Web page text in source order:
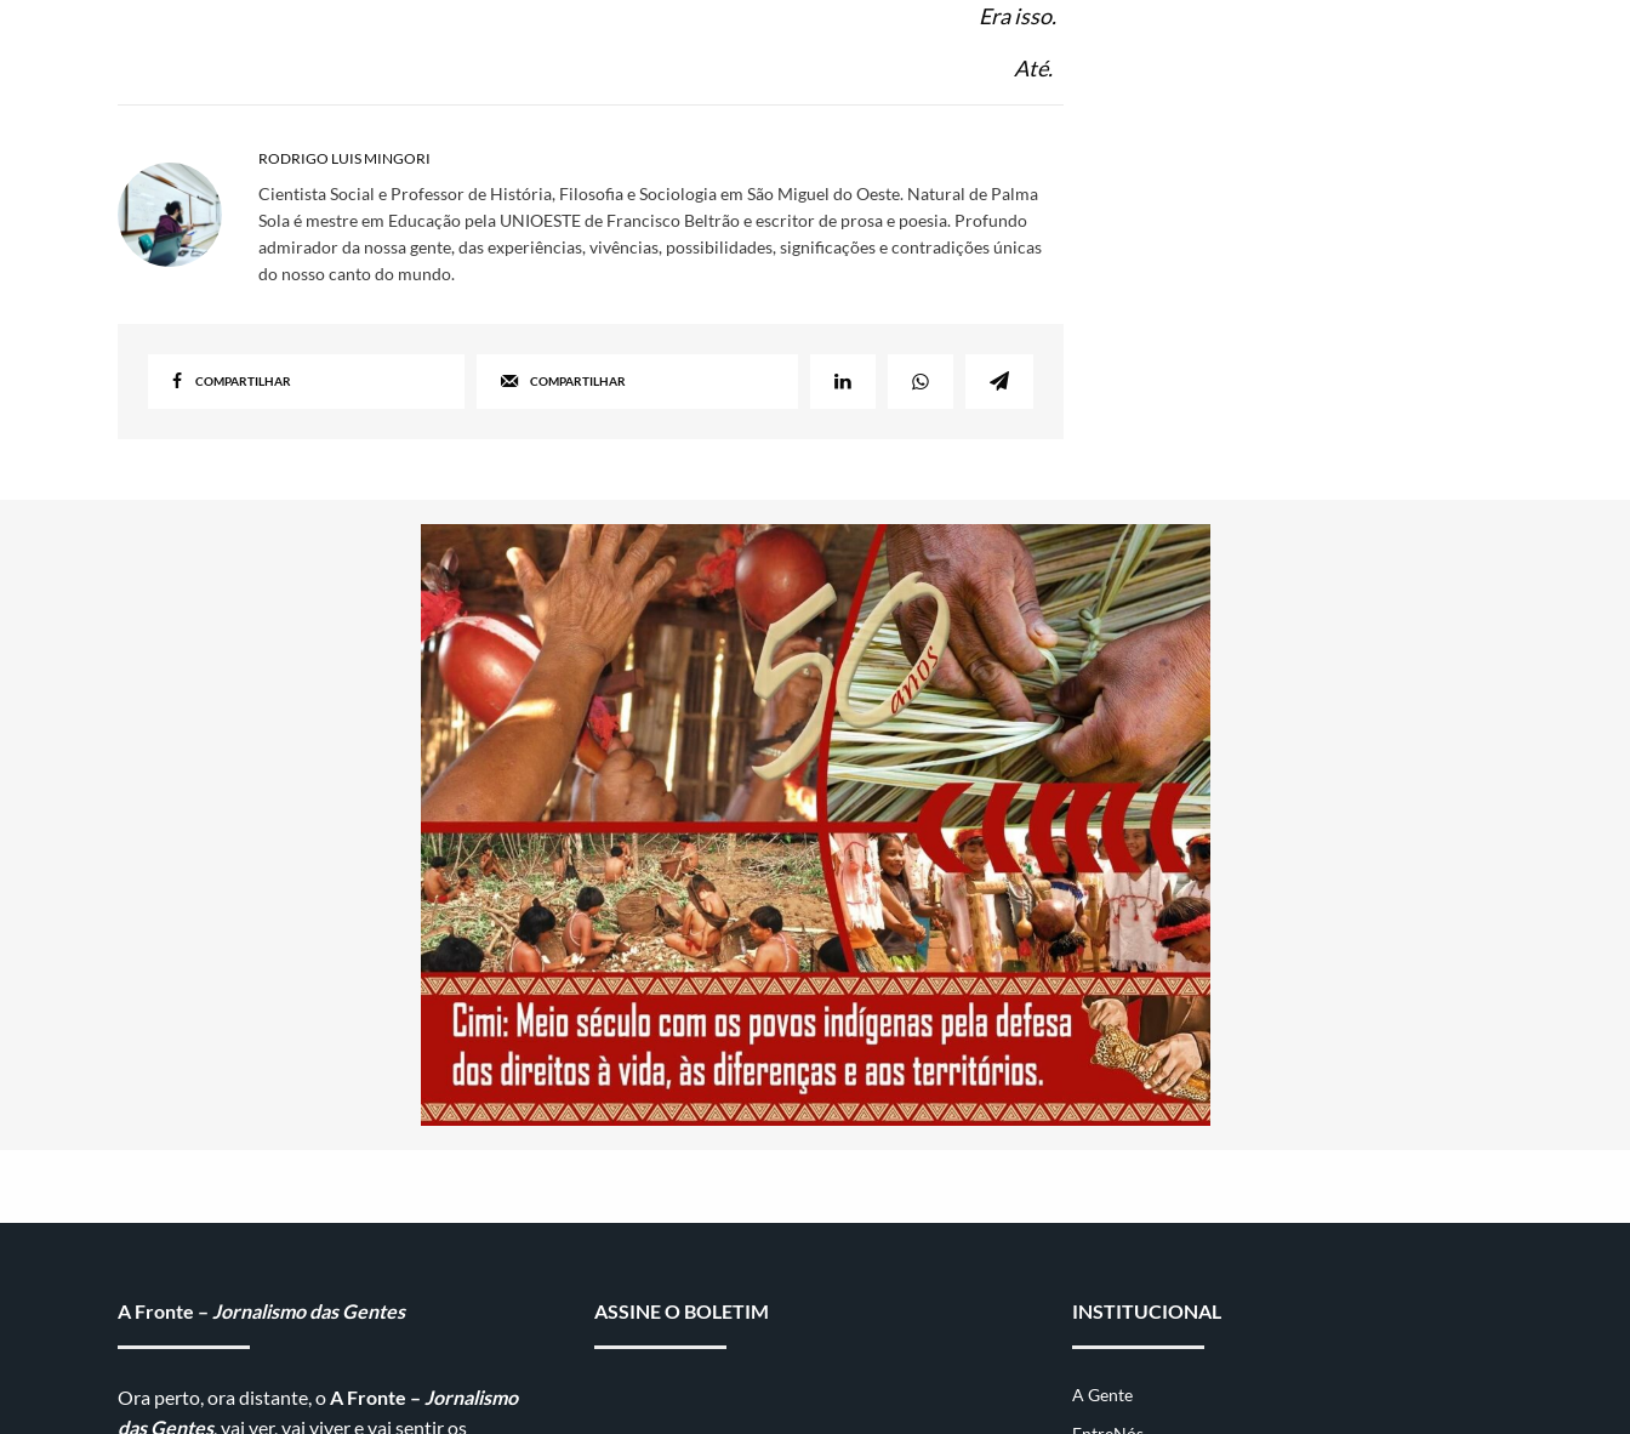
Era isso.
Até.
RODRIGO LUIS MINGORI
Cientista Social e Professor de História, Filosofia e Sociologia em São Miguel do Oeste. Natural de Palma
Sola é mestre em Educação pela UNIOESTE de Francisco Beltrão e escritor de prosa e poesia. Profundo
admirador da nossa gente, das experiências, vivências, possibilidades, significações e contradições únicas
do nosso canto do mundo.
COMPARTILHAR COMPARTILHAR
A Fronte –Jornalismo das Gentes
Ora perto, ora distante, oA Fronte –Jornalismo
das Gentes, vai ver, vai viver e vai sentir os
ASSINE O BOLETIM INSTITUCIONAL
A Gente